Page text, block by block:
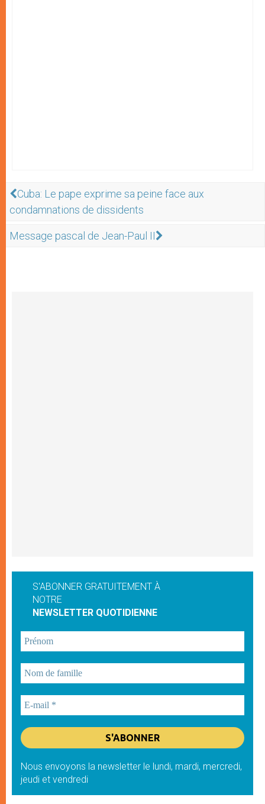
Cuba: Le pape exprime sa peine face aux
condamnations de dissidents
Message pascal de Jean-Paul II
S'ABONNER GRATUITEMENT À
NOTRE
NEWSLETTER QUOTIDIENNE
Nous envoyons la newsletter le lundi, mardi, mercredi,
jeudi et vendredi